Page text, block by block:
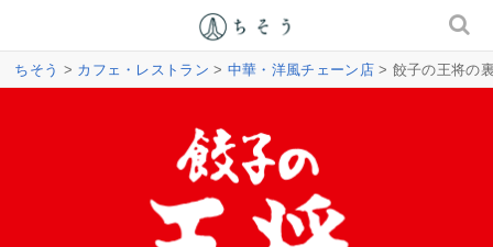
ちそう > カフェ・レストラン > 中華・洋風チェーン店> 餃子の王将の